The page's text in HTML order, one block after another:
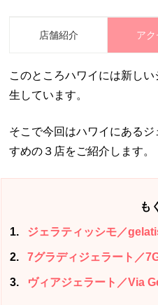
店舗紹介 アク
このところハワイには新し
生しています。
そこで今回はハワイにある
すめの３店をご紹介します。
も
1 ジェラティッシモ／
2 7グラディジェラート／
3 ヴィアジェラート／Via